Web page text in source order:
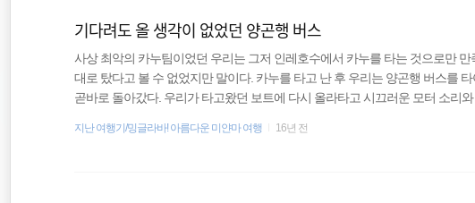
기다려도 올 생각이 없었던 양곤행 버스
사상 최악의 카누팀이었던 우리는 그저 인레호수에서 카누를 타는 것으로만
대로 탔다고 볼 수 없었지만 말이다. 카누를 타고 난 후 우리는 양곤행 버스를
곧바로 돌아갔다. 우리가 타고왔던 보트에 다시 올라타고 시끄러운 모터 소리와
고, 카누도 타 볼 수 있어서 아무런 미련이 없었다. 다른 보트가 옆에 지나가면
지난 여행기/밍글라바! 아름다운 미얀마 여행 16년 전
여행
필리핀